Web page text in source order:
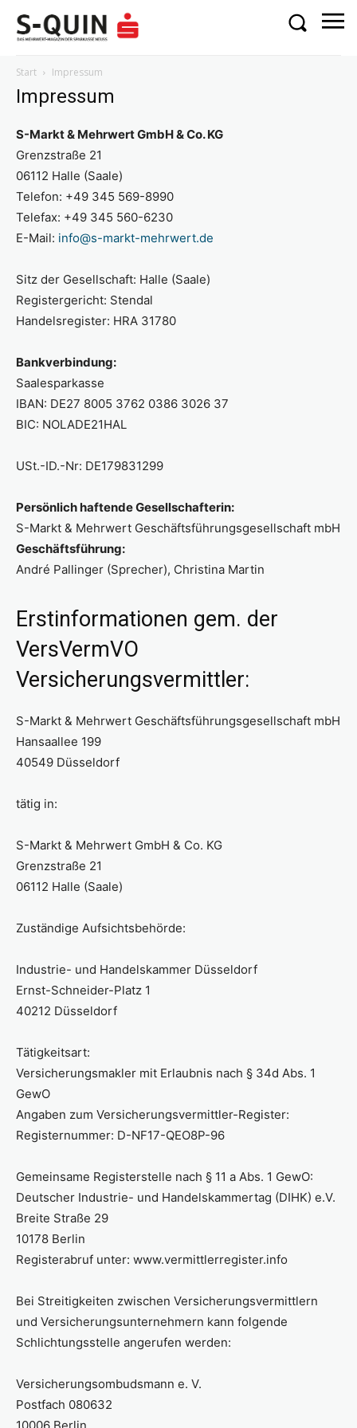
Start Impressum
Impressum
S-Markt & Mehrwert GmbH & Co. KG
Grenzstraße 21
06112 Halle (Saale)
Telefon: +49 345 569-8990
Telefax: +49 345 560-6230
E-Mail: info@s-markt-mehrwert.de
Sitz der Gesellschaft: Halle (Saale)
Registergericht: Stendal
Handelsregister: HRA 31780
Bankverbindung:
Saalesparkasse
IBAN: DE27 8005 3762 0386 3026 37
BIC: NOLADE21HAL
USt.-ID.-Nr: DE179831299
Persönlich haftende Gesellschafterin:
S-Markt & Mehrwert Geschäftsführungsgesellschaft mbH
Geschäftsführung:
André Pallinger (Sprecher), Christina Martin
Erstinformationen gem. der
VersVermVO
Versicherungsvermittler:
S-Markt & Mehrwert Geschäftsführungsgesellschaft mbH
Hansaallee 199
40549 Düsseldorf
tätig in:
S-Markt & Mehrwert GmbH & Co. KG
Grenzstraße 21
06112 Halle (Saale)
Zuständige Aufsichtsbehörde:
Industrie- und Handelskammer Düsseldorf
Ernst-Schneider-Platz 1
40212 Düsseldorf
Tätigkeitsart:
Versicherungsmakler mit Erlaubnis nach § 34d Abs. 1
GewO
Angaben zum Versicherungsvermittler-Register:
Registernummer: D-NF17-QEO8P-96
Gemeinsame Registerstelle nach § 11 a Abs. 1 GewO:
Deutscher Industrie- und Handelskammertag (DIHK) e.V.
Breite Straße 29
10178 Berlin
Registerabruf unter: www.vermittlerregister.info
Bei Streitigkeiten zwischen Versicherungsvermittlern
und Versicherungsunternehmern kann folgende
Schlichtungsstelle angerufen werden:
Versicherungsombudsmann e. V.
Postfach 080632